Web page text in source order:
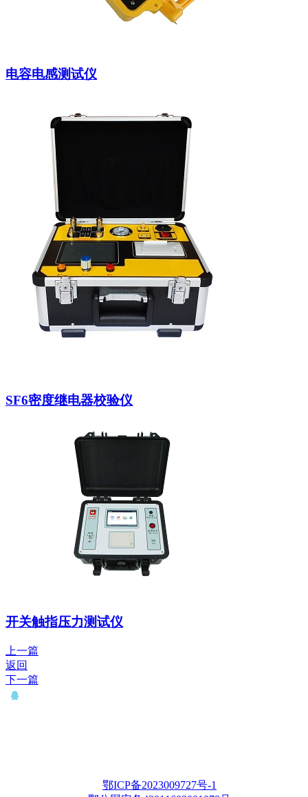
电容电感测试仪
SF6密度继电器校验仪
开关触指压力测试仪
上一篇
返回
下一篇
鄂ICP备2023009727号-1